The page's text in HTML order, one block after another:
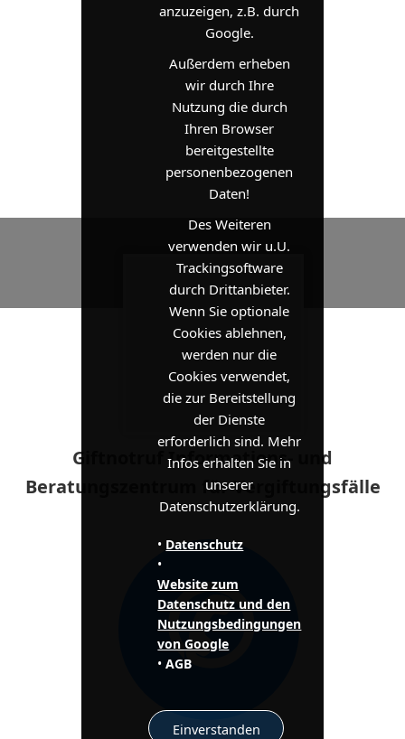
anzuzeigen, z.B. durch
Google.
Außerdem erheben
wir durch Ihre
Nutzung die durch
Ihren Browser
bereitgestellte
personenbezogenen
Daten!
Des Weiteren
verwenden wir u.U.
Trackingsoftware
durch Drittanbieter.
Wenn Sie optionale
Cookies ablehnen,
werden nur die
Cookies verwendet,
die zur Bereitstellung
der Dienste
erforderlich sind. Mehr
Infos erhalten Sie in
unserer
Datenschutzerklärung.
• Datenschutz
•
Website zum
Datenschutz und den
Nutzungsbedingungen
von Google
•AGB
Einverstanden
Giftnotruf Informations- und
Beratungszentrum für Vergiftungsfälle
✆